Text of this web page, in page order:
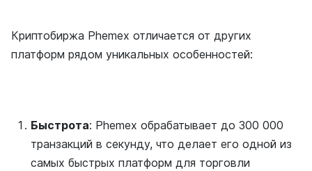
Криптобиржа Phemex отличается от других
платформ рядом уникальных особенностей:
Быстрота: Phemex обрабатывает до 300 000
транзакций в секунду, что делает его одной из
самых быстрых платформ для торговли